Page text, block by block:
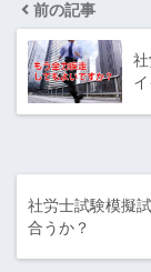
前の記事
社労士試験模擬
合うか？